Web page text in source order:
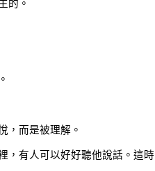
的。
，而是被理解。
，有人可以好好聽他說話。這時